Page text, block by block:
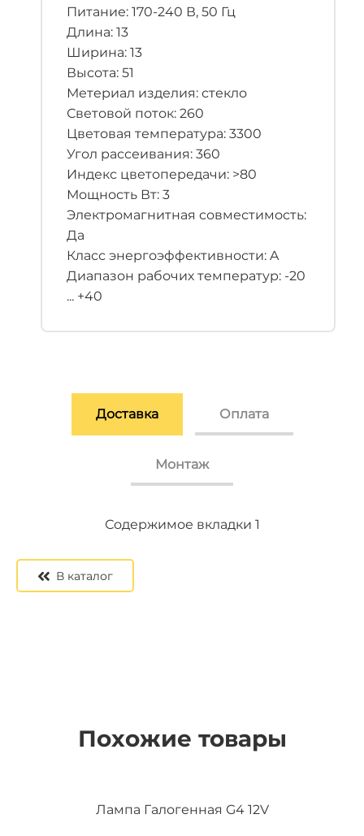
Питание: 170-240 В, 50 Гц
Длина: 13
Ширина: 13
Высота: 51
Метериал изделия: стекло
Световой поток: 260
Цветовая температура: 3300
Угол рассеивания: 360
Индекс цветопередачи: >80
Мощность Вт: 3
Электромагнитная совместимость:
Да
Класс энергоэффективности: A
Диапазон рабочих температур: -20
... +40
Доставка Оплата
Монтаж
Содержимое вкладки 1
Содержимое вкладки 2
Содержимое вкладки 3
В каталог
Похожие товары
Лампа Галогенная G4 12V